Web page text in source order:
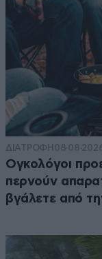
ΔΙΑΤΡΟΦΗ
Ογκολόγοι
περνούν
βγάλετε από